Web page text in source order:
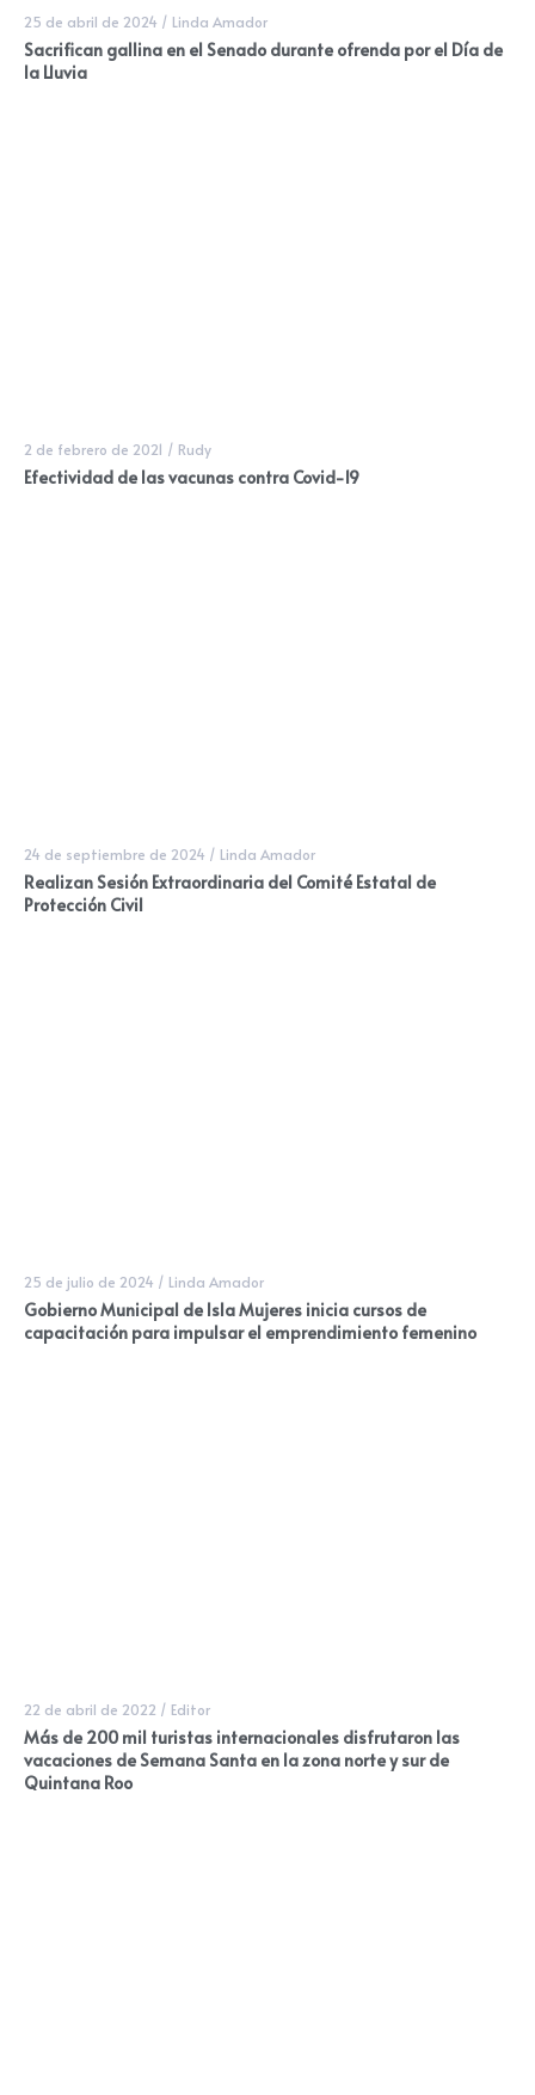
25 de abril de 2024 / Linda Amador
Sacrifican gallina en el Senado durante ofrenda por el Día de
la Lluvia
2 de febrero de 2021 / Rudy
Efectividad de las vacunas contra Covid-19
24 de septiembre de 2024 / Linda Amador
Realizan Sesión Extraordinaria del Comité Estatal de
Protección Civil
25 de julio de 2024 / Linda Amador
Gobierno Municipal de Isla Mujeres inicia cursos de
capacitación para impulsar el emprendimiento femenino
22 de abril de 2022 / Editor
Más de 200 mil turistas internacionales disfrutaron las
vacaciones de Semana Santa en la zona norte y sur de
Quintana Roo